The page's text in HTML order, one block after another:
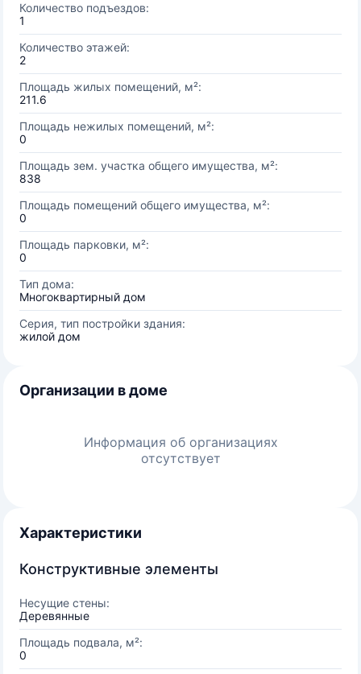
Количество подъездов:
1
Количество этажей:
2
Площадь жилых помещений, м²:
211.6
Площадь нежилых помещений, м²:
0
Площадь зем. участка общего имущества, м²:
838
Площадь помещений общего имущества, м²:
0
Площадь парковки, м²:
0
Тип дома:
Многоквартирный дом
Серия, тип постройки здания:
жилой дом
Организации в доме
Информация об организациях
отсутствует
Характеристики
Конструктивные элементы
Несущие стены:
Деревянные
Площадь подвала, м²:
0